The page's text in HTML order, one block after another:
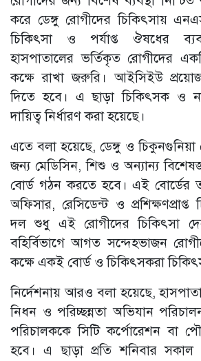
করে ডেঙ্গু রোগীদের চিকিৎসায়
চিকিৎসা ও পর্যাপ্ত ঔষধের
হাসপাতালের ভর্তিকৃত রোগীদের
কক্ষে রাখা জরুরি। আইসিইউ
দিতে হবে। এ ছাড়া চিকিৎসক ও
দায়িত্ব নির্ধারণ করা হয়েছে।
এতে বলা হয়েছে, ডেঙ্গু ও চিকুনগুনিয়া
জন্য মেডিসিন, শিশু ও অন্যান্য
বোর্ড গঠন করতে হবে। এই বোর্ডের
অফিসার, রেসিডেন্ট ও
দল শুধু এই রোগীদের চিকিৎসা
বহির্বিভাগে আগত সন্দেহভাজন
কক্ষে একই বোর্ড ও চিকিৎসকরা
নির্দেশনায় আরও বলা হয়েছে,
নিধন ও পরিচ্ছন্নতা অভিযান
পরিচালককে সিটি কর্পোরেশন বা
হবে। এ ছাড়া প্রতি শনিবার সকাল